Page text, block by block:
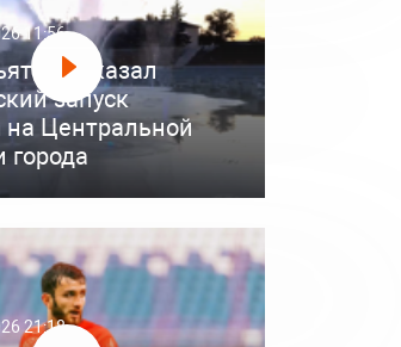
11:56
показал
запуск
на Центральной
21:18